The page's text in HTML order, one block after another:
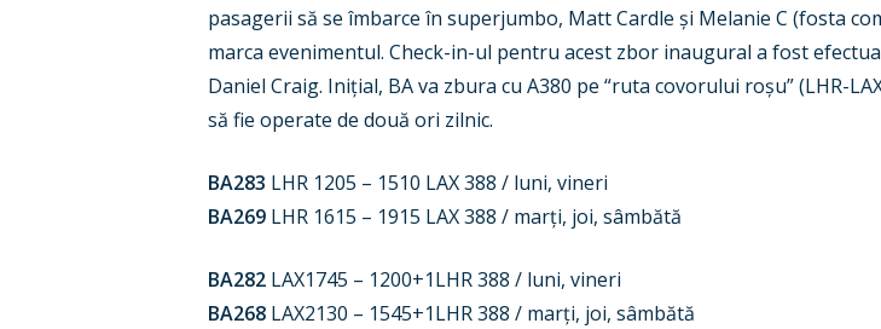
pasagerii să se îmbarce în superjumbo, Matt Cardle și Melanie C (fosta
marca evenimentul. Check-in-ul pentru acest zbor inaugural a fost
Daniel Craig. Inițial, BA va zbura cu A380 pe “ruta covorului roșu” (LHR-
să fie operate de două ori zilnic.
BA283 LHR 1205 – 1510 LAX 388 / luni, vineri
BA269 LHR 1615 – 1915 LAX 388 / marți, joi, sâmbătă
BA282 LAX1745 – 1200+1LHR 388 / luni, vineri
BA268 LAX2130 – 1545+1LHR 388 / marți, joi, sâmbătă